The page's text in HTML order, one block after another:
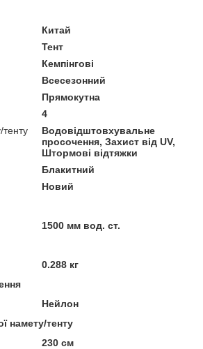
Китай
Тент
Кемпінгові
Всесезонний
Прямокутна
4
Водовідштовхувальне
просочення, Захист від UV,
Штормові відтяжки
Блакитний
Новий
1500 мм вод. ст.
0.288 кг
Нейлон
намету/тенту
230 см